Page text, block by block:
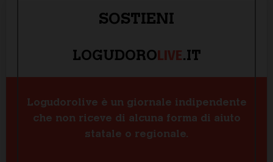
SOSTIENI
LOGUDOROLIVE.IT
Logudorolive è un giornale indipendente
che non riceve di alcuna forma di aiuto
statale o regionale.